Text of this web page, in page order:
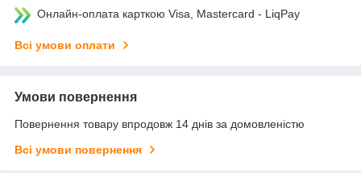
Онлайн-оплата карткою Visa, Mastercard - LiqPay
Всі умови оплати
Умови повернення
Повернення товару впродовж 14 днів за домовленістю
Всі умови повернення